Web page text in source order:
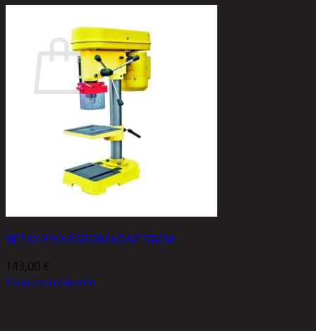
Ostoskori
Ostoskori on tyhjä.
Takaisin kauppaan
BETAX PYLVÄSPORAKONE 58CM
143,00 €
Lisää ostoskoriin